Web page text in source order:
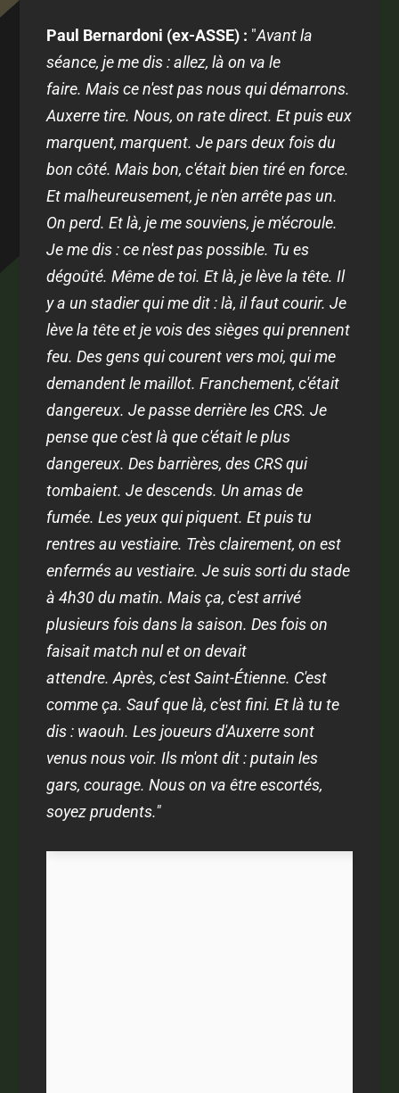
Paul Bernardoni (ex-ASSE) : "Avant la
séance, je me dis : allez, là on va le
faire. Mais ce n'est pas nous qui démarrons.
Auxerre tire. Nous, on rate direct. Et puis eux
marquent, marquent. Je pars deux fois du
bon côté. Mais bon, c'était bien tiré en force.
Et malheureusement, je n'en arrête pas un.
On perd. Et là, je me souviens, je m'écroule.
Je me dis : ce n'est pas possible. Tu es
dégoûté. Même de toi. Et là, je lève la tête. Il
y a un stadier qui me dit : là, il faut courir. Je
lève la tête et je vois des sièges qui prennent
feu. Des gens qui courent vers moi, qui me
demandent le maillot. Franchement, c'était
dangereux. Je passe derrière les CRS. Je
pense que c'est là que c'était le plus
dangereux. Des barrières, des CRS qui
tombaient. Je descends. Un amas de
fumée. Les yeux qui piquent. Et puis tu
rentres au vestiaire. Très clairement, on est
enfermés au vestiaire. Je suis sorti du stade
à 4h30 du matin. Mais ça, c'est arrivé
plusieurs fois dans la saison. Des fois on
faisait match nul et on devait
attendre. Après, c'est Saint-Étienne. C'est
comme ça. Sauf que là, c'est fini. Et là tu te
dis : waouh. Les joueurs d'Auxerre sont
venus nous voir. Ils m'ont dit : putain les
gars, courage. Nous on va être escortés,
soyez prudents."